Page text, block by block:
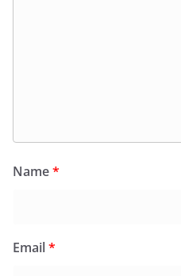
Name*
Email*